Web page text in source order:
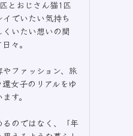
とおじさん猫1匹
でいたい気持ち
いたい想いの間
々。
ファッション、旅
女子のリアルをゆ
す。
のではなく、「年